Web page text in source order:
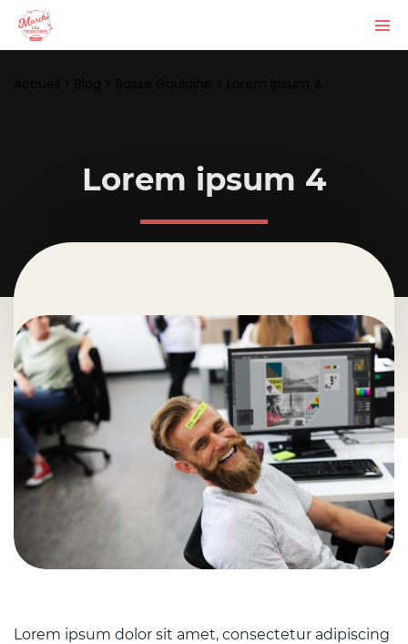
Lorem ipsum 4
Lorem ipsum dolor sit amet, consectetur adipiscing